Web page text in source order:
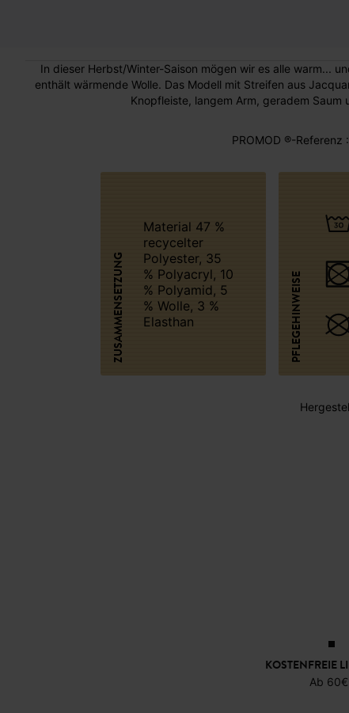
In dieser Herbst/Winter-Saison mögen wir es alle warm...
enthält wärmende Wolle. Das Modell mit Streifen aus
Knopfleiste, langem Arm, geradem
PROMOD ®-
ZUSAMMENSETZUNG
Material 47 %
recycelter
Polyester, 35
% Polyacryl, 10
% Polyamid, 5
% Wolle, 3 %
Elasthan
PFLEGEHINWEISE
KOSTENFREIE
Ab